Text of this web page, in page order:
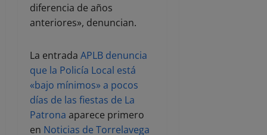
diferencia de años
anteriores», denuncian.
La entrada APLB denuncia
que la Policía Local está
«bajo mínimos» a pocos
días de las fiestas de La
Patrona aparece primero
en Noticias de Torrelavega